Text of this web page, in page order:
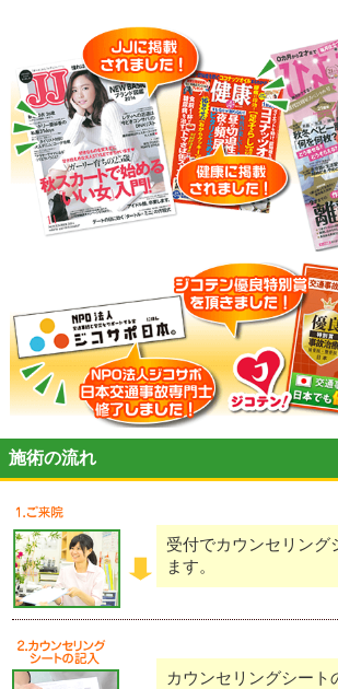
施術の流れ
受付でカウンセリング
ます。
カウンセリングシート